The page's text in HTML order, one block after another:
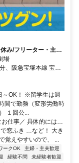
み/フリーター・主婦
場
、阪急宝塚本線 宝塚
～OK！ ※留学生は週
間で勤務（変形労働時
１回公...
お仕事／ 具体的には…
窓ふき …など！ 大き
覚えやすいので、 ...
ークOK
主婦・主夫歓迎
経験不問
未経験者歓迎